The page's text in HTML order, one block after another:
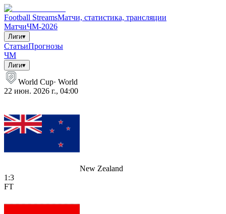
Football StreamsМатчи, статистика, трансляции
МатчиЧМ-2026
Лиги▾
СтатьиПрогнозы
ЧМ
Лиги▾
World Cup· World
22 июн. 2026 г., 04:00
New Zealand
1 :3
FT